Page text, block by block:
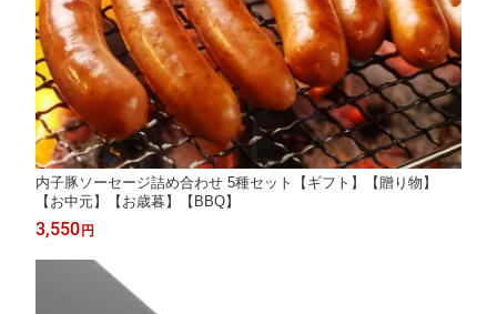
内子豚ソーセージ詰め合わせ 5種セット【ギフト】【贈り物】
【お中元】【お歳暮】【BBQ】
3,550 円